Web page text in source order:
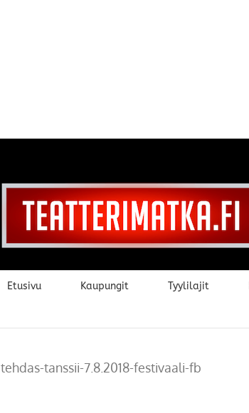
Etusivu Kaupungit Tyylilajit
tehdas-tanssii-7.8.2018-festivaali-fb